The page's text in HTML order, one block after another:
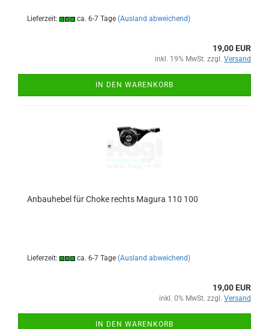
Lieferzeit: ca. 6-7 Tage (Ausland abweichend)
19,00 EUR
inkl. 19% MwSt. zzgl. Versand
IN DEN WARENKORB
Anbauhebel für Choke rechts Magura 110 100
Lieferzeit: ca. 6-7 Tage (Ausland abweichend)
19,00 EUR
inkl. 0% MwSt. zzgl. Versand
IN DEN WARENKORB